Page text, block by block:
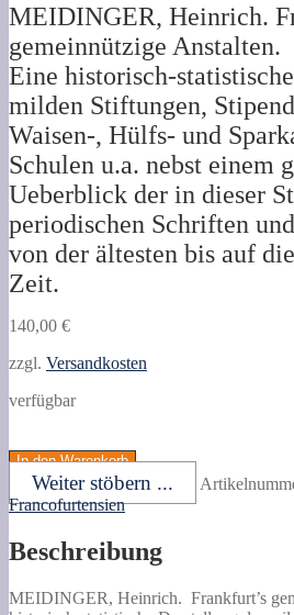
MEIDINGER, Heinrich.
gemeinnützige Anstalten.
Eine historisch-
milden Stiftungen,
Waisen-, Hülfs- und
Schulen u.a. nebst einem
Ueberblick der in dieser
periodischen Schriften
von der ältesten bis auf
Zeit.
140,00 €
zzgl. Versandkosten
verfügbar
Heinrich.
Frankfurt's
gemeinnützige
Anstalten.
historisch-
Darstellung
In den Warenkorb
Weiter stöbern ...
Francofurtensien
Beschreibung
MEIDINGER, Heinrich. Frankfurt’s